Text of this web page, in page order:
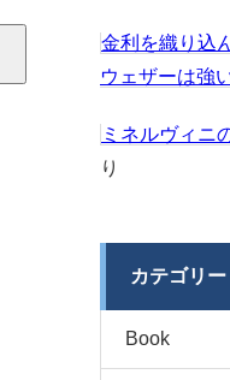
金利を織り込
ウェザーは強
ミネルヴィニ
り
カテゴリー
Book